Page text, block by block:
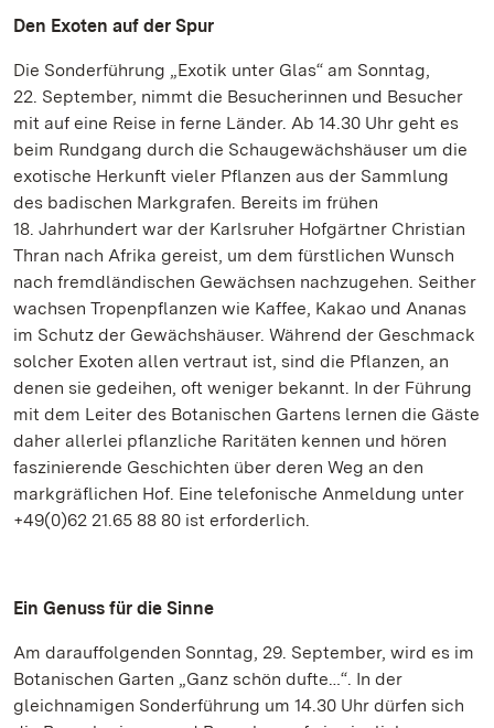
Den Exoten auf der Spur
Die Sonderführung „Exotik unter Glas“ am Sonntag,
22. September, nimmt die Besucherinnen und Besucher
mit auf eine Reise in ferne Länder. Ab 14.30 Uhr geht es
beim Rundgang durch die Schaugewächshäuser um die
exotische Herkunft vieler Pflanzen aus der Sammlung
des badischen Markgrafen. Bereits im frühen
18. Jahrhundert war der Karlsruher Hofgärtner Christian
Thran nach Afrika gereist, um dem fürstlichen Wunsch
nach fremdländischen Gewächsen nachzugehen. Seither
wachsen Tropenpflanzen wie Kaffee, Kakao und Ananas
im Schutz der Gewächshäuser. Während der Geschmack
solcher Exoten allen vertraut ist, sind die Pflanzen, an
denen sie gedeihen, oft weniger bekannt. In der Führung
mit dem Leiter des Botanischen Gartens lernen die Gäste
daher allerlei pflanzliche Raritäten kennen und hören
faszinierende Geschichten über deren Weg an den
markgräflichen Hof. Eine telefonische Anmeldung unter
+49(0)62 21.65 88 80 ist erforderlich.
Ein Genuss für die Sinne
Am darauffolgenden Sonntag, 29. September, wird es im
Botanischen Garten „Ganz schön dufte…“. In der
gleichnamigen Sonderführung um 14.30 Uhr dürfen sich